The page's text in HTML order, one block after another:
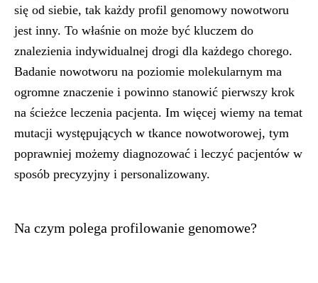
się od siebie, tak każdy profil genomowy nowotworu
jest inny. To właśnie on może być kluczem do
znalezienia indywidualnej drogi dla każdego chorego.
Badanie nowotworu na poziomie molekularnym ma
ogromne znaczenie i powinno stanowić pierwszy krok
na ścieżce leczenia pacjenta. Im więcej wiemy na temat
mutacji występujących w tkance nowotworowej, tym
poprawniej możemy diagnozować i leczyć pacjentów w
sposób precyzyjny i personalizowany.
Na czym polega profilowanie genomowe?